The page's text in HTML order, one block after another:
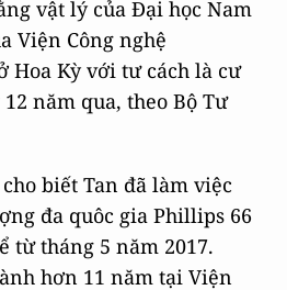
vật lý của Đại học Nam
Viện Công nghệ
Hoa Kỳ với tư cách là cư
năm qua, theo Bộ Tư
biết Tan đã làm việc
đa quôc gia Phillips 66
từ tháng 5 năm 2017.
hơn 11 năm tại Viện